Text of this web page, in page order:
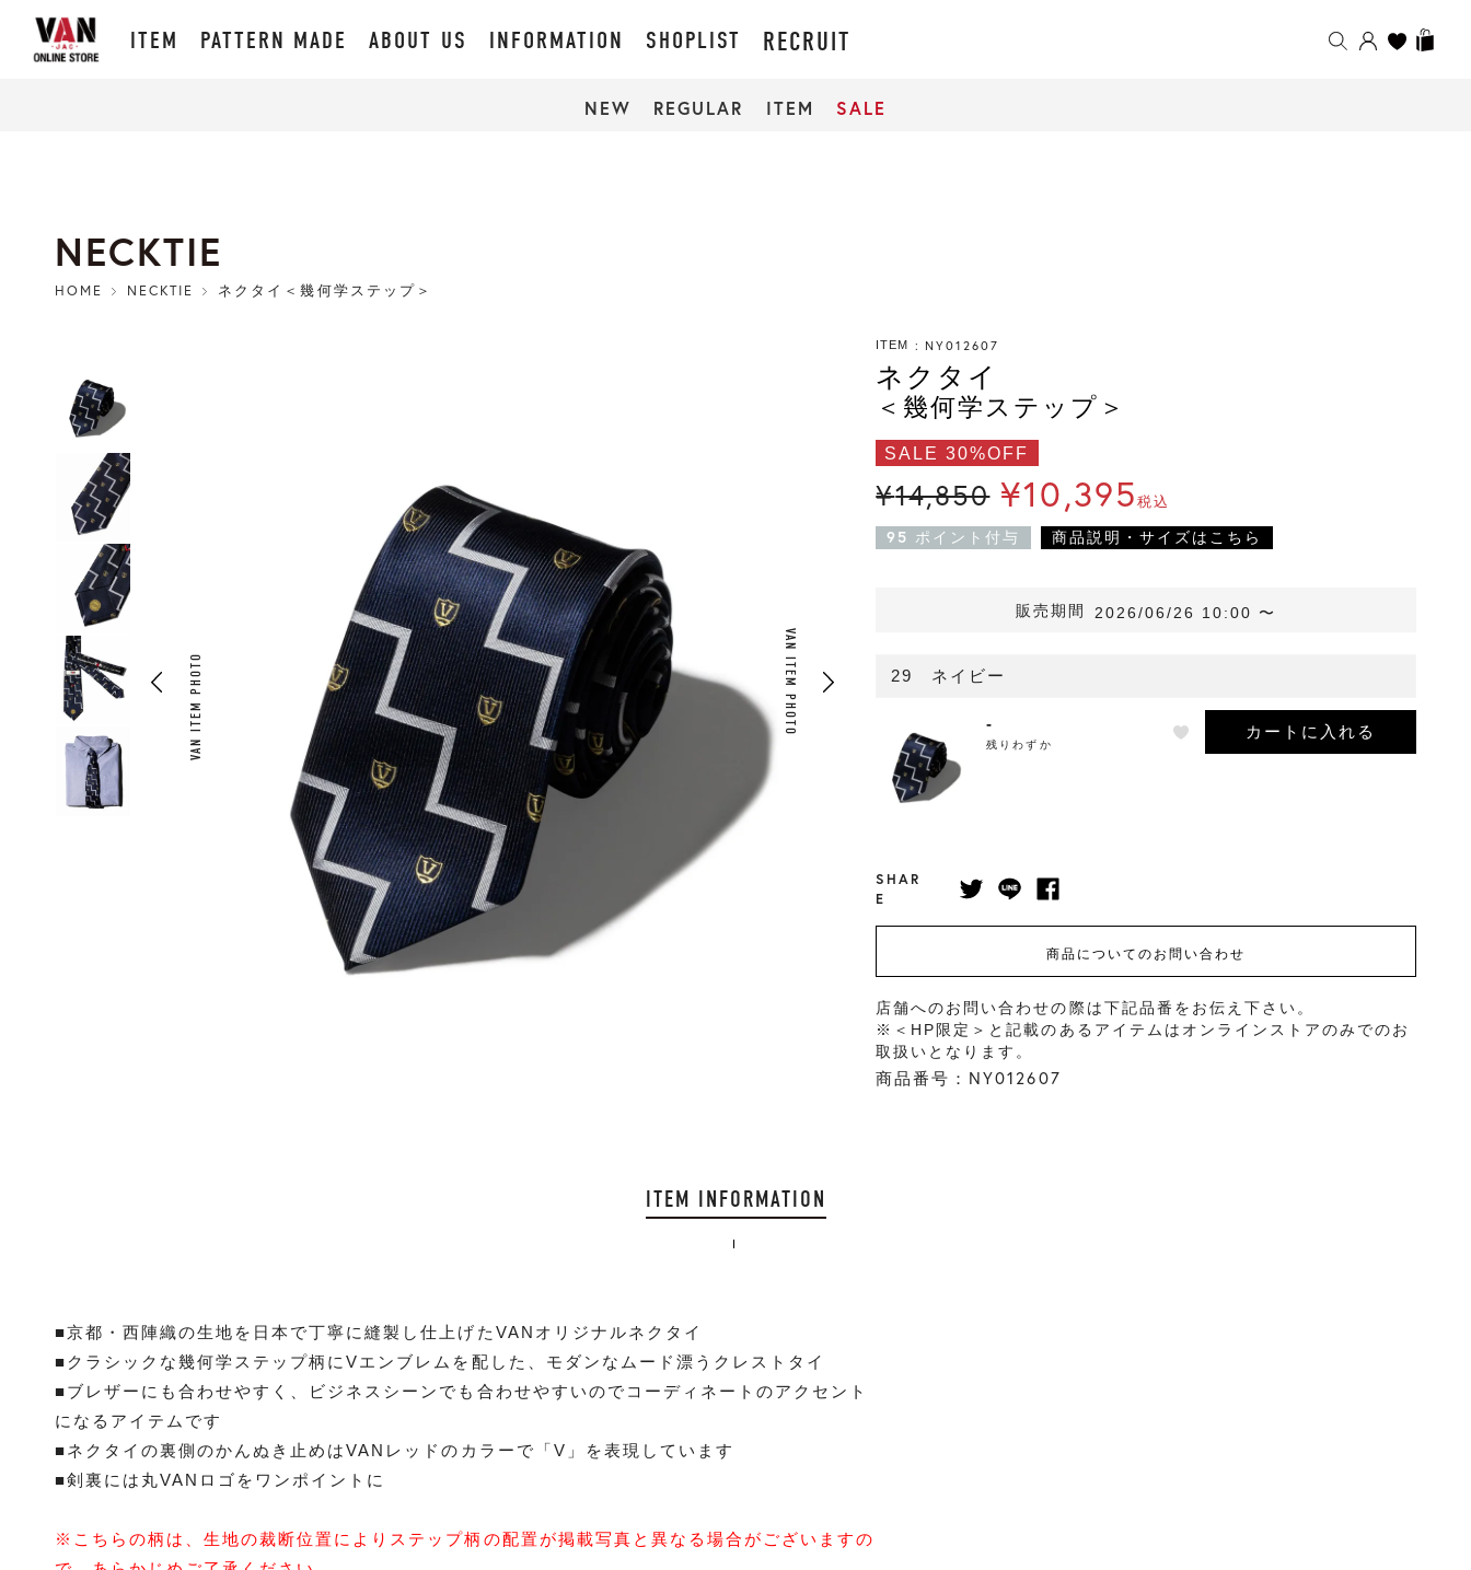
ITEM PATTERN MADE ABOUT US INFORMATION SHOPLIST RECRUIT
NEW REGULAR ITEM SALE
NECKTIE
HOME NECKTIE ネクタイ＜幾何学ステップ＞
VAN ITEM PHOTO
VAN ITEM PHOTO
ITEM NY012607
ネクタイ
＜幾何学ステップ＞
SALE 30%OFF
¥14,850 ¥10,395税込
95 ポイント付与 商品説明・サイズはこちら
販売期間 2026/06/26 10:00 〜
29 ネイビー
-
残りわずか
カートに入れる
SHAR
E
商品についてのお問い合わせ
店舗へのお問い合わせの際は下記品番をお伝え下さい。
※＜HP限定＞と記載のあるアイテムはオンラインストアのみでのお
取扱いとなります。
商品番号：NY012607
ITEM INFORMATION
■京都・西陣織の生地を日本で丁寧に縫製し仕上げたVANオリジナルネクタイ
■クラシックな幾何学ステップ柄にVエンブレムを配した、モダンなムード漂うクレストタイ
■ブレザーにも合わせやすく、ビジネスシーンでも合わせやすいのでコーディネートのアクセント
になるアイテムです
■ネクタイの裏側のかんぬき止めはVANレッドのカラーで「V」を表現しています
■剣裏には丸VANロゴをワンポイントに
※こちらの柄は、生地の裁断位置によりステップ柄の配置が掲載写真と異なる場合がございますの